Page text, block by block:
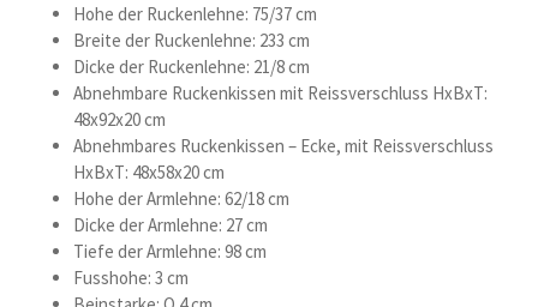
Hohe der Ruckenlehne: 75/37 cm
Breite der Ruckenlehne: 233 cm
Dicke der Ruckenlehne: 21/8 cm
Abnehmbare Ruckenkissen mit Reissverschluss HxBxT:
48x92x20 cm
Abnehmbares Ruckenkissen – Ecke, mit Reissverschluss
HxBxT: 48x58x20 cm
Hohe der Armlehne: 62/18 cm
Dicke der Armlehne: 27 cm
Tiefe der Armlehne: 98 cm
Fusshohe: 3 cm